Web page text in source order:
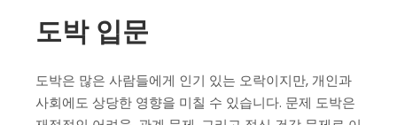
도박 입문
도박은 많은 사람들에게 인기 있는 오락이지만, 개인과
사회에도 상당한 영향을 미칠 수 있습니다. 문제 도박은